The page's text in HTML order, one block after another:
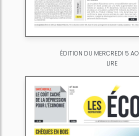
ÉDITION DU MERCREDI 5
LIRE